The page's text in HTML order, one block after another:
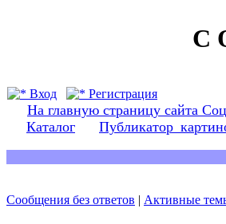
С
Вход
Регистрация
На главную страницу сайта
Каталог
Сообщения без ответов | Активные